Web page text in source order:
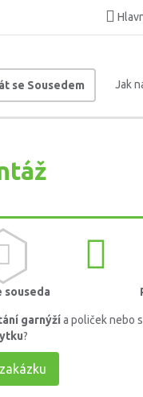
se Sousedem Jak
garnýžía poliček nebo
?